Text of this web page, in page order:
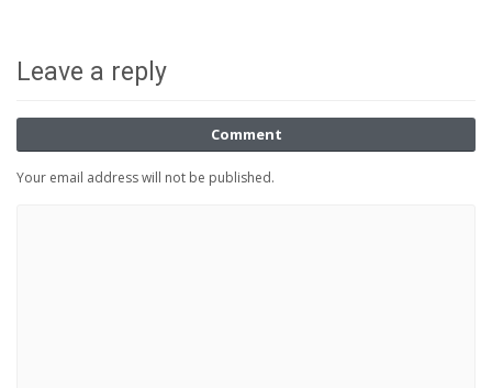
Leave a reply
Comment
Your email address will not be published.